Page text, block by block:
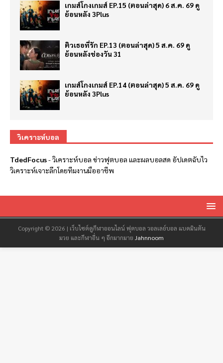
เกมส์โกงเกมส์ EP.15 (ตอนล่าสุด) 6 ส.ค. 69 ดู
ย้อนหลัง 3Plus
ติวเธอที่รัก EP.13 (ตอนล่าสุด) 5 ส.ค. 69 ดู
ย้อนหลังช่องวัน 31
เกมส์โกงเกมส์ EP.14 (ตอนล่าสุด) 5 ส.ค. 69 ดู
ย้อนหลัง 3Plus
วิเคราะห์บอล
TdedFocus-วิเคราะห์บอล ข่าวฟุตบอล และผลบอลสด อัปเดตฉับไว
วิเคราะห์เจาะลึกโดยทีมงานมืออาชีพ
Copyright © 2026 | เว็บไซต์ดูกีฬาออนไลน์ ฟุตบอล วอลเลย์บอล แบดมินตัน
มวย และกีฬาอื่น ๆ อีกมากมาย Jahnnoom